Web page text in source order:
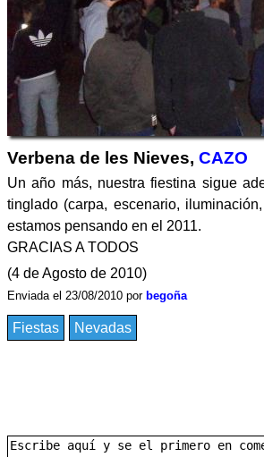
Verbena de les Nieves, CAZO
Un año más, nuestra fiestina sigue
tinglado (carpa, escenario,
estamos pensando en el 2011.
GRACIAS A TODOS
(4 de Agosto de 2010)
Enviada el 23/08/2010 por begoña
Fiestas Nevadas